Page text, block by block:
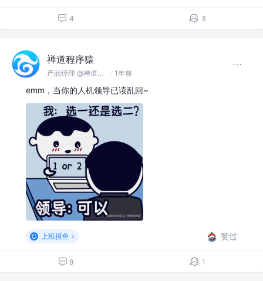
4 3
禅道程序猿
产品经理 @禅道软件（青岛）有限公司 · 1年前
emm，当你的人机领导已读乱回~
上班摸鱼 赞过
8 1